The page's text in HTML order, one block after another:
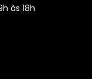
às 18h